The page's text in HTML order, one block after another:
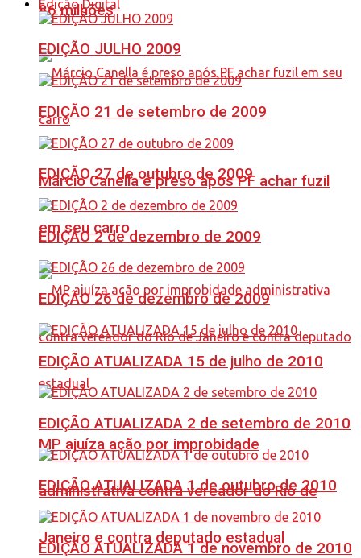
86 milhões
Márcio Canella é preso após PF achar fuzil
em seu carro
MP ajuíza ação por improbidade
administrativa contra vereador do Rio de
Janeiro e contra deputado estadual
Edição Digital
EDIÇÃO JULHO 2009
EDIÇÃO 21 de setembro de 2009
EDIÇÃO 27 de outubro de 2009
EDIÇÃO 2 de dezembro de 2009
EDIÇÃO 26 de dezembro de 2009
EDIÇÃO ATUALIZADA 15 de julho de 2010
EDIÇÃO ATUALIZADA 2 de setembro de 2010
EDIÇÃO ATUALIZADA 1 de outubro de 2010
EDIÇÃO ATUALIZADA 1 de novembro de 2010